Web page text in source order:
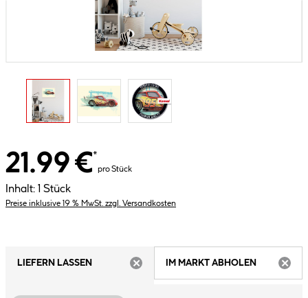
21.99 €*
pro Stück
Inhalt: 1 Stück
Preise inklusive 19 % MwSt. zzgl. Versandkosten
LIEFERN LASSEN
IM MARKT ABHOLEN